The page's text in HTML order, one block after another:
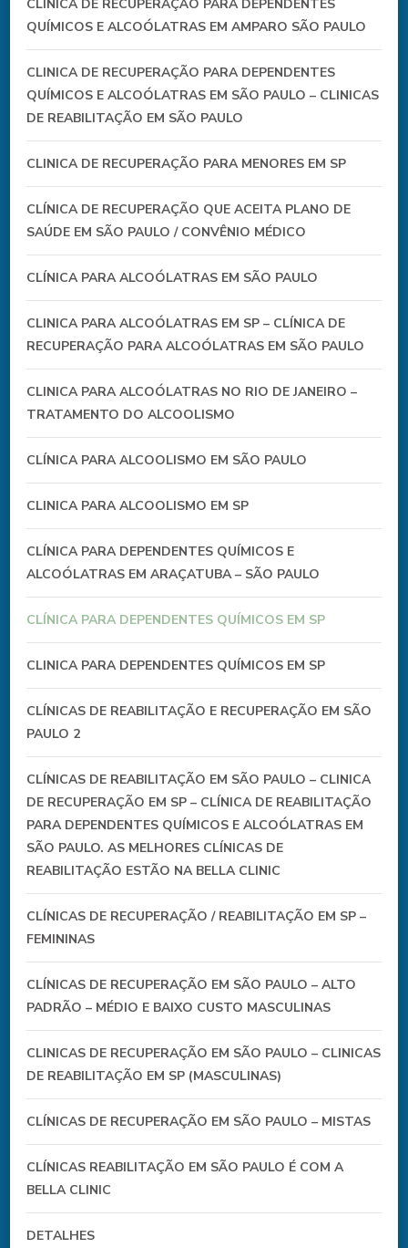
CLÍNICA DE RECUPERAÇÃO PARA DEPENDENTES
QUÍMICOS E ALCOÓLATRAS EM AMPARO SÃO PAULO
CLINICA DE RECUPERAÇÃO PARA DEPENDENTES
QUÍMICOS E ALCOÓLATRAS EM SÃO PAULO – CLINICAS
DE REABILITAÇÃO EM SÃO PAULO
CLINICA DE RECUPERAÇÃO PARA MENORES EM SP
CLÍNICA DE RECUPERAÇÃO QUE ACEITA PLANO DE
SAÚDE EM SÃO PAULO / CONVÊNIO MÉDICO
CLÍNICA PARA ALCOÓLATRAS EM SÃO PAULO
CLINICA PARA ALCOÓLATRAS EM SP – CLÍNICA DE
RECUPERAÇÃO PARA ALCOÓLATRAS EM SÃO PAULO
CLINICA PARA ALCOÓLATRAS NO RIO DE JANEIRO –
TRATAMENTO DO ALCOOLISMO
CLÍNICA PARA ALCOOLISMO EM SÃO PAULO
CLINICA PARA ALCOOLISMO EM SP
CLÍNICA PARA DEPENDENTES QUÍMICOS E
ALCOÓLATRAS EM ARAÇATUBA – SÃO PAULO
CLÍNICA PARA DEPENDENTES QUÍMICOS EM SP
CLINICA PARA DEPENDENTES QUÍMICOS EM SP
CLÍNICAS DE REABILITAÇÃO E RECUPERAÇÃO EM SÃO
PAULO 2
CLÍNICAS DE REABILITAÇÃO EM SÃO PAULO – CLINICA
DE RECUPERAÇÃO EM SP – CLÍNICA DE REABILITAÇÃO
PARA DEPENDENTES QUÍMICOS E ALCOÓLATRAS EM
SÃO PAULO. AS MELHORES CLÍNICAS DE
REABILITAÇÃO ESTÃO NA BELLA CLINIC
CLÍNICAS DE RECUPERAÇÃO / REABILITAÇÃO EM SP –
FEMININAS
CLÍNICAS DE RECUPERAÇÃO EM SÃO PAULO – ALTO
PADRÃO – MÉDIO E BAIXO CUSTO MASCULINAS
CLINICAS DE RECUPERAÇÃO EM SÃO PAULO – CLINICAS
DE REABILITAÇÃO EM SP (MASCULINAS)
CLÍNICAS DE RECUPERAÇÃO EM SÃO PAULO – MISTAS
CLÍNICAS REABILITAÇÃO EM SÃO PAULO É COM A
BELLA CLINIC
DETALHES